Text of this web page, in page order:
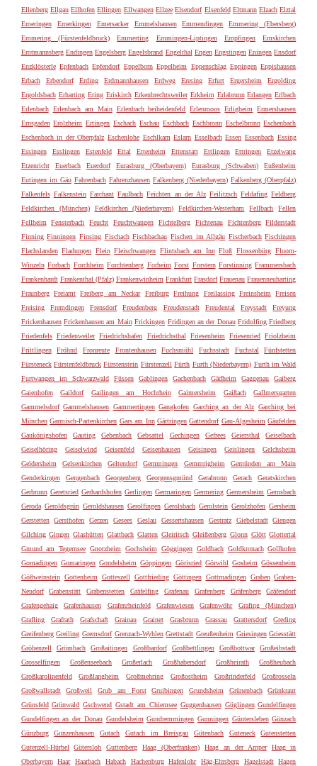
Ellenberg Ellgau Ellhofen Ellingen Ellwangen Ellzee Elsendorf Elsenfeld Eltmann Elzach Elztal
Emeringen
Emerkingen Emersacker Emmelshausen Emmendingen
Emmering (Ebersberg)
Emmering (Fürstenfeldbruck)
Emmerting Emmingen-Liptingen Empfingen
Emskirchen
Emtmannsberg Endingen Engelsberg Engelsbrand Engelthal Engen Engstingen Eningen Ensdorf
Enzklösterle Epfenbach Epfendorf Eppelborn Eppelheim Eppenschlag Eppingen Eppishausen
Erbach
Erbendorf Erding Erdmannhausen Erdweg Eresing Erfurt Ergersheim
Ergolding
Ergoldsbach Erharting Ering Eriskirch Erkenbrechtsweiler Erkheim Erlabrunn Erlangen Erlbach
Erlenbach Erlenbach am Main Erlenbach beiheidenfeld Erlenmoos Erligheim
Ermershausen
Ernsgaden Erolzheim Ertingen Eschach Eschau Eschbach Eschbronn Eschelbronn Eschenbach
Eschenbach in der Oberpfalz Eschenlohe Eschlkam Eslarn Esselbach Essen Essenbach Essing
Essingen
Esslingen Estenfeld Ettal Ettenheim Ettenstatt Ettlingen Ettringen
Etzelwang
Etzenricht
Euerbach Euerdorf Eurasburg (Oberbayern) Eurasburg (Schwaben)
Eußenheim
Eutingen im Gäu Fahrenbach Fahrenzhausen Falkenberg (Niederbayern) Falkenberg (Oberpfalz)
Falkenfels Falkenstein Farchant Faulbach Feichten an der Alz Feilitzsch Feldafing Feldberg
Feldkirchen (München)
Feldkirchen (Niederbayern) Feldkirchen-Westerham Fellbach
Fellen
Fellheim
Fensterbach Feucht Feuchtwangen Fichtelberg Fichtenau Fichtenberg
Filderstadt
Finning Finningen Finsing Fischach Fischbachau Fischen im Allgäu Fischerbach Fischingen
Flachslanden Fladungen Flein Fleischwangen Flintsbach am Inn Floß Flossenbürg Fluorn-
Winzeln Forbach Forchheim Forchtenberg Forheim Forst Forstern Forstinning Frammersbach
Frankenhardt Frankenthal (Pfalz) Frankenwinheim Frankfurt Frasdorf Frauenau Frauenneuharting
Fraunberg Freiamt Freiberg am Neckar Freiburg Freihung Freilassing Freinsheim
Freisen
Freising
Fremdingen Frensdorf Freudenberg Freudenstadt Freudental Freystadt
Freyung
Frickenhausen Frickenhausen am Main Frickingen Fridingen an der Donau Fridolfing Friedberg
Friedenfels Friedenweiler Friedrichshafen Friedrichsthal Friesenheim Friesenried Friolzheim
Frittlingen
Fröhnd Fronreute Frontenhausen Fuchsmühl Fuchsstadt Fuchstal
Fünfstetten
Fürsteneck Fürstenfeldbruck Fürstenstein Fürstenzell Fürth Furth (Niederbayern) Furth im Wald
Furtwangen im Schwarzwald
Füssen Gablingen Gachenbach Gädheim Gaggenau
Gaiberg
Gaienhofen
Gaildorf Gailingen am Hochrhein Gaimersheim Gaißach
Gallmersgarten
Gammelsdorf Gammelshausen Gammertingen Gangkofen Garching an der Alz Garching bei
München Garmisch-Partenkirchen Gars am Inn Gärtringen Gattendorf Gau-Algesheim Gäufelden
Gaukönigshofen
Gauting Gebenbach Gebsattel Gechingen Gefrees Geiersthal
Geiselbach
Geiselhöring
Geiselwind Geisenfeld Geisenhausen Geisingen Geislingen
Gelchsheim
Geldersheim
Gelsenkirchen Geltendorf Gemmingen Gemmrigheim
Gemünden am Main
Genderkingen
Gengenbach Georgenberg Georgensgmünd Gerabronn Gerach
Geratskirchen
Gerbrunn Geretsried Gerhardshofen Gerlingen Germaringen Germering Germersheim Gernsbach
Geroda Geroldsgrün Geroldshausen Gerolfingen Gerolsbach Gerolstein Gerolzhofen Gersheim
Gerstetten
Gersthofen Gerzen Gesees Geslau Gessertshausen Gestratz Giebelstadt
Giengen
Gilching Gingen Glashütten Glattbach Glatten Gleiritsch Gleißenberg Glonn Glött Glottertal
Gmund am Tegernsee Gnotzheim Gochsheim Göggingen Goldbach Goldkronach Gollhofen
Gomadingen Gomaringen Gondelsheim Göppingen Görisried Görwihl Gosheim Gössenheim
Gößweinstein Gottenheim Gotteszell Gottfrieding Göttingen Gottmadingen Graben Graben-
Neudorf
Grabenstätt Grabenstetten Gräfelfing Grafenau Grafenberg Gräfenberg
Gräfendorf
Grafengehaig
Grafenhausen Grafenrheinfeld Grafenwiesen Grafenwöhr
Grafing (München)
Grafling
Grafrath Grafschaft Grainau Grainet Grasbrunn Grassau Grattersdorf
Greding
Greifenberg Greiling Gremsdorf Grenzach-Wyhlen Grettstadt Greußenheim Griesingen Griesstätt
Gröbenzell
Grömbach Großaitingen Großbardorf Großbettlingen Großbottwar
Großeibstadt
Grosselfingen
Großenseebach Großerlach Großhabersdorf Großheirath
Großheubach
Großkarolinenfeld
Großlangheim Großmehring Großostheim Großrinderfeld
Großrosseln
Großwallstadt
Großweil Grub am Forst Gruibingen Grundsheim Grünenbach
Grünkraut
Grünsfeld Grünwald Gschwend Gstadt am Chiemsee Guggenhausen Güglingen Gundelfingen
Gundelfingen an der Donau Gundelsheim Gundremmingen Gunningen Güntersleben Günzach
Günzburg
Gunzenhausen Gutach Gutach im Breisgau Gütenbach Guteneck
Gutenstetten
Gutenzell-Hürbel
Gütersloh Guttenberg Haag (Oberfranken) Haag an der Amper
Haag in
Oberbayern
Haar Haarbach Habach Hachenburg Hafenlohr Häg-Ehrsberg Hagelstadt
Hagen